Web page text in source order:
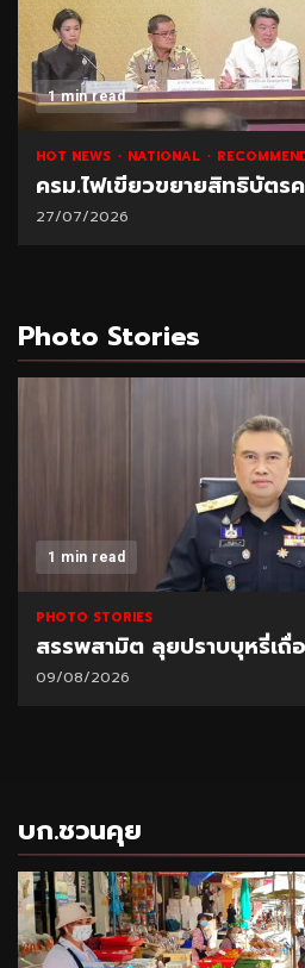
1 min read
HOT NEWS NATIONAL
ครม.ไฟเขียวขยายสิทธิบัต
27/07/2026
Photo Stories
1 min read
PHOTO STORIES
สรรพสามิต ลุยปราบบุหรี่เถื่
09/08/2026
บก.ชวนคุย